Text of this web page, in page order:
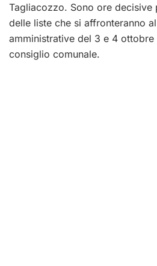
Tagliacozzo. Sono ore decisive
delle liste che si affronteranno
amministrative del 3 e 4
consiglio comunale.